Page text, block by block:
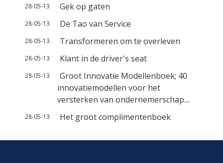
28-05-13 Gek op gaten
28-05-13 De Tao van Service
28-05-13 Transformeren om te overleven
28-05-13 Klant in de driver's seat
28-05-13
Groot Innovatie Modellenboek; 40
innovatiemodellen voor het
versterken van ondernemerschap....
28-05-13 Het groot complimentenboek